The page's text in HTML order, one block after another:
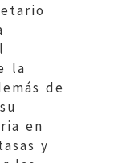
la
de
en
y